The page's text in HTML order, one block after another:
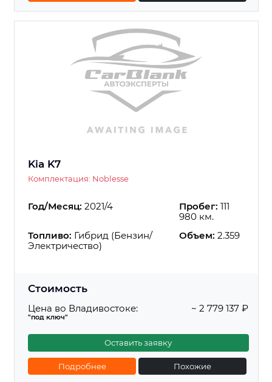
Kia K7
Комплектация: Noblesse
Год/Месяц: 2021/4 Пробег: 111
980 км.
Топливо: Гибрид (Бензин/
Электричество)
Объем: 2.359
Стоимость
Цена во Владивостоке:
"под ключ"
~ 2 779 137 ₽
Оставить заявку
Подробнее Похожие